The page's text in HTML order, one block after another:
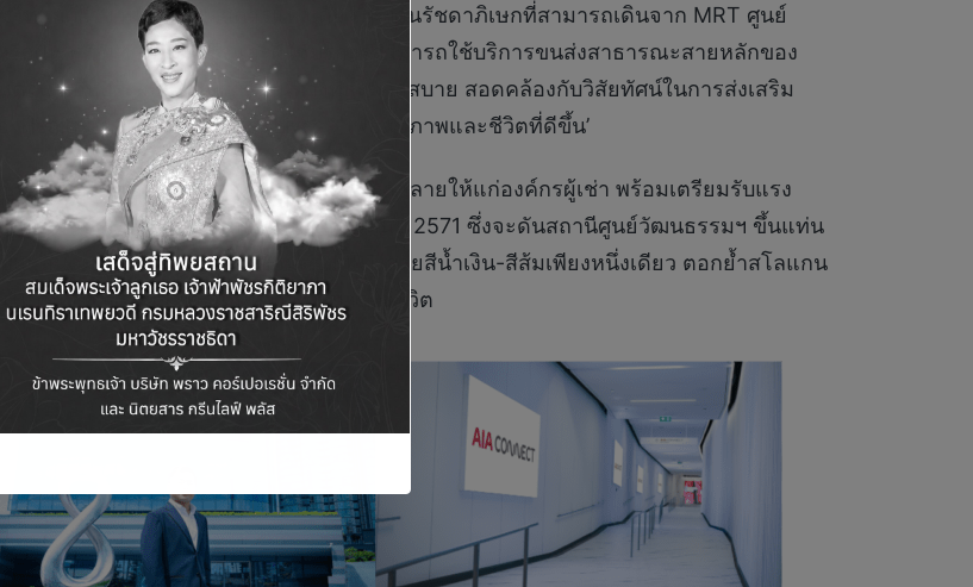
ห้แก่ผู้ใช้งาน นับเป็นอาคารแห่งเดียวในย่านรัชดาภิเษกที่สามารถเดินจาก MRT ศูนย์
ฝน พร้อมช่วยให้ผู้เช่าและผู้ใช้บริการสามารถใช้บริการขนส่งสาธารณะสายหลักของ
ด่วน มอบประสบการณ์การเดินทางที่สะดวกสบาย สอดคล้องกับวิสัยทัศน์ในการส่งเสริม
Longer, Better Lives – เพื่อสุขภาพและชีวิตที่ดีขึ้น’
อบเมือง ช่วยเปิดโอกาสทางธุรกิจที่หลากหลายให้แก่องค์กรผู้เช่า พร้อมเตรียมรับแรง
มฯ–มีนบุรี) เตรียมเปิดให้บริการในช่วงต้นปี 2571 ซึ่งจะดันสถานีศูนย์วัฒนธรรมฯ ขึ้นแท่น
นแลนด์มาร์กสำคัญ ณ จุดเชื่อมต่อ MRT สายสีน้ำเงิน-สีส้มเพียงหนึ่งเดียว ตอกย้ำสโลแกน
ปได้ทั้งทางธุรกิจ การเดินทาง และการใช้ชีวิต